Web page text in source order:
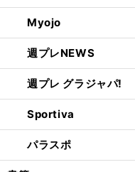
Myojo
週プレNEWS
週プレ グラジャパ!
Sportiva
パラスポ